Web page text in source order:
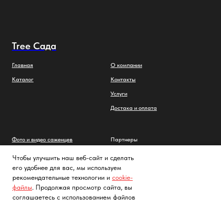
Tree Сада
Главная
Каталог
О компании
Контакты
Услуги
Достака и оплата
Фото и видео саженцев
Заметки садовода
FAQs
Как выглядят саженцы
Партнеры
Cогласие на обработку
персональных данных с помощью
сервиса «Яндекс.Метрика»
Чтобы улучшить наш веб-сайт и сделать
его удобнее для вас, мы используем
рекомендательные технологии и cookie-
файлы. Продолжая просмотр сайта, вы
соглашаетесь с использованием файлов